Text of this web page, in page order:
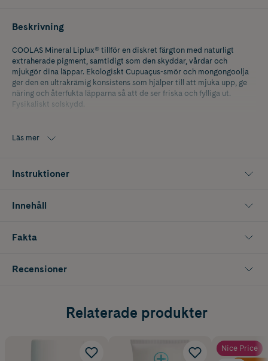
Beskrivning
COOLAS Mineral Liplux® tillför en diskret färgton med naturligt
extraherade pigment, samtidigt som den skyddar, vårdar och
mjukgör dina läppar. Ekologiskt Cupuaçus-smör och mongongoolja
ger den en ultrakrämig konsistens som hjälper till att mjuka upp, ge
näring och återfukta läpparna så att de ser friska och fylliga ut.
Fysikaliskt solskydd.
Läs mer
Instruktioner
Innehåll
Fakta
Recensioner
Relaterade produkter
Nice Price